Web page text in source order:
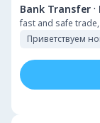
Bank Transfer ·
fast and safe
Приветствуем